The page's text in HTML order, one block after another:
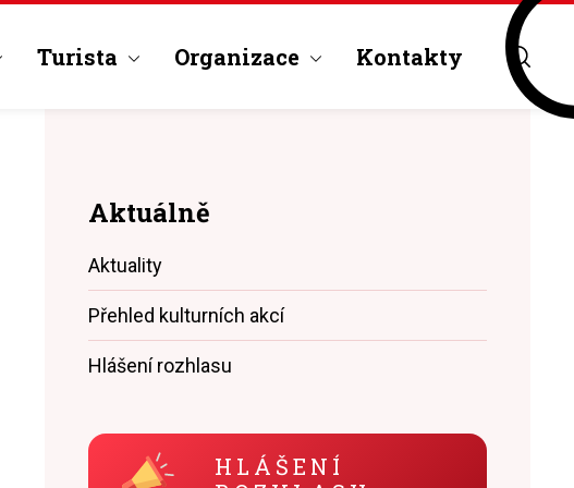
Turista Organizace Kontakty
Aktuálně
Aktuality
Přehled kulturních akcí
Hlášení rozhlasu
HLÁŠENÍ